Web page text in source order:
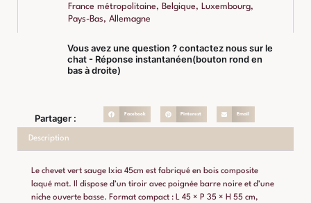
France métropolitaine, Belgique, Luxembourg,
Pays-Bas, Allemagne
Vous avez une question ? contactez nous sur le
chat - Réponse instantanéen(bouton rond en
bas à droite)
Partager : Facebook Pinterest Email
Description
Le chevet vert sauge Ixia 45cm est fabriqué en bois composite
laqué mat. Il dispose d’un tiroir avec poignée barre noire et d’une
niche ouverte basse. Format compact : L 45 × P 35 × H 55 cm,